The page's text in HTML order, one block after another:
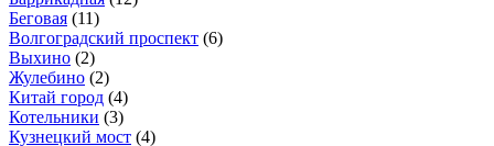
Беговая (11)
Волгоградский проспект (6)
Выхино (2)
Жулебино (2)
Китай город (4)
Котельники (3)
Кузнецкий мост (4)